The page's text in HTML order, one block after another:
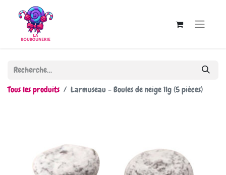
Tous les produits Larmuseau - Boules de neige 11g (5 pièces)